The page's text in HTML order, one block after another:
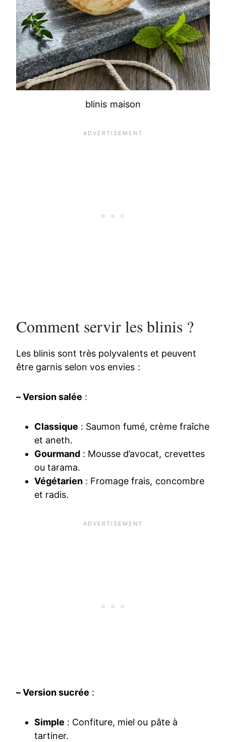
blinis maison
Comment servir les blinis ?
Les blinis sont très polyvalents et peuvent
être garnis selon vos envies :
– Version salée :
Classique : Saumon fumé, crème fraîche
et aneth.
Gourmand : Mousse d’avocat, crevettes
ou tarama.
Végétarien : Fromage frais, concombre
et radis.
– Version sucrée :
Simple : Confiture, miel ou pâte à
tartiner.